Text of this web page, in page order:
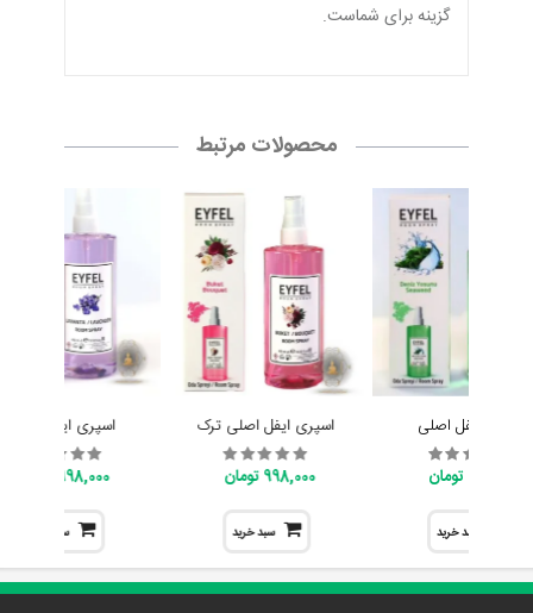
گزینه برای شماست.
محصولات مرتبط
اسپری ایفل اصلی
سبد خرید
اسپری ایفل اصلی ترک
998,000 تومان
سبد خرید
اسپری ایفل اصلی
998,000 تومان
سبد خرید